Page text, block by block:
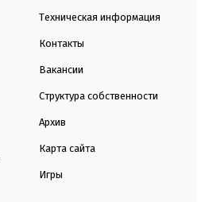
Техническая информация
Контакты
Вакансии
Структура собственности
Архив
Карта сайта
Игры